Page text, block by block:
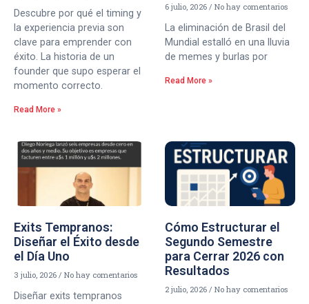
Descubre por qué el timing y
la experiencia previa son
clave para emprender con
éxito. La historia de un
founder que supo esperar el
momento correcto.
Read More »
6 julio, 2026 No hay comentarios
La eliminación de Brasil del
Mundial estalló en una lluvia
de memes y burlas por
Read More »
Exits Tempranos:
Diseñar el Éxito desde
el Día Uno
3 julio, 2026 No hay comentarios
Diseñar exits tempranos
Cómo Estructurar el
Segundo Semestre
para Cerrar 2026 con
Resultados
2 julio, 2026 No hay comentarios